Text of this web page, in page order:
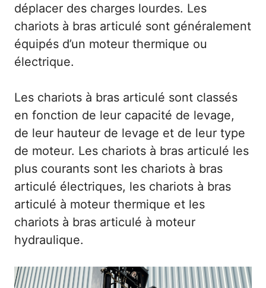
déplacer des charges lourdes. Les
chariots à bras articulé sont généralement
équipés d’un moteur thermique ou
électrique.
Les chariots à bras articulé sont classés
en fonction de leur capacité de levage,
de leur hauteur de levage et de leur type
de moteur. Les chariots à bras articulé les
plus courants sont les chariots à bras
articulé électriques, les chariots à bras
articulé à moteur thermique et les
chariots à bras articulé à moteur
hydraulique.